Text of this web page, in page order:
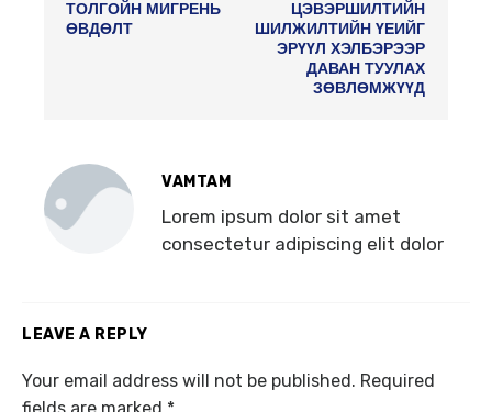
ТОЛГОЙН МИГРЕНЬ
ӨВДӨЛТ
ЦЭВЭРШИЛТИЙН
ШИЛЖИЛТИЙН ҮЕИЙГ
ЭРҮҮЛ ХЭЛБЭРЭЭР
ДАВАН ТУУЛАХ
ЗӨВЛӨМЖҮҮД
VAMTAM
Lorem ipsum dolor sit amet
consectetur adipiscing elit dolor
LEAVE A REPLY
Your email address will not be published. Required